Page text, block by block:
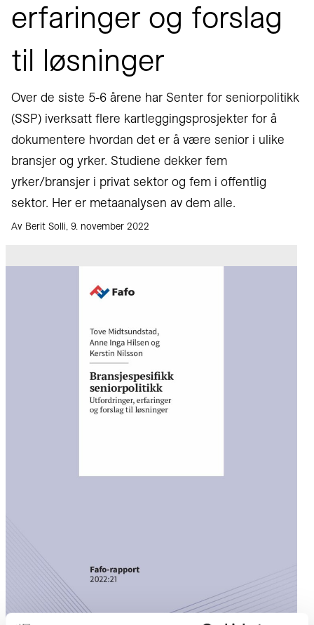
erfaringer og forslag
til løsninger
Over de siste 5-6 årene har Senter for seniorpolitikk
(SSP) iverksatt flere kartleggingsprosjekter for å
dokumentere hvordan det er å være senior i ulike
bransjer og yrker. Studiene dekker fem
yrker/bransjer i privat sektor og fem i offentlig
sektor. Her er metaanalysen av dem alle.
Av Berit Solli, 9. november 2022